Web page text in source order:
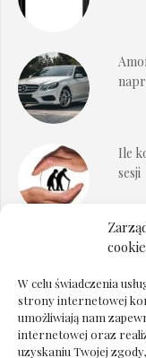
cookie
W celu świadczenia
strony internetowej
umożliwiają nam
internetowej oraz
uzyskaniu Twojej
Ile
sesji